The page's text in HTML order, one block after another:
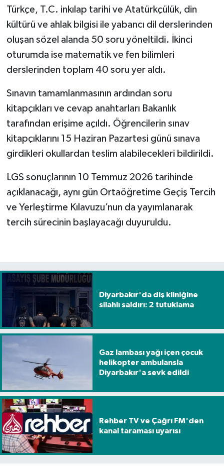
Türkçe, T.C. inkılap tarihi ve Atatürkçülük, din
kültürü ve ahlak bilgisi ile yabancı dil derslerinden
oluşan sözel alanda 50 soru yöneltildi. İkinci
oturumda ise matematik ve fen bilimleri
derslerinden toplam 40 soru yer aldı.
Sınavın tamamlanmasının ardından soru
kitapçıkları ve cevap anahtarları Bakanlık
tarafından erişime açıldı. Öğrencilerin sınav
kitapçıklarını 15 Haziran Pazartesi günü sınava
girdikleri okullardan teslim alabilecekleri bildirildi.
LGS sonuçlarının 10 Temmuz 2026 tarihinde
açıklanacağı, aynı gün Ortaöğretime Geçiş Tercih
ve Yerleştirme Kılavuzu’nun da yayımlanarak
tercih sürecinin başlayacağı duyuruldu.
Diyarbakır'da diş kliniğine
silahlı saldırı: 2 tutuklama
Gaz lambası yağı içen çocuk
helikopter ambulansla
Diyarbakır'a sevk edildi
Rehber TV ve Çağrı FM'den
kanal taraması uyarısı